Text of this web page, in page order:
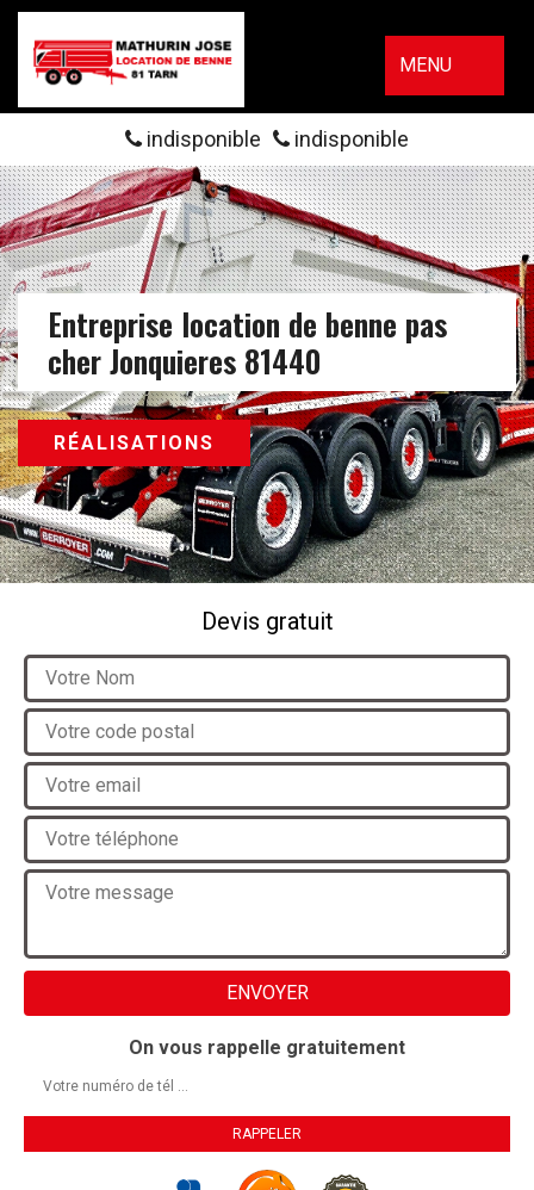
MENU
indisponible indisponible
Entreprise location de benne pas
cher Jonquieres 81440
RÉALISATIONS
Devis gratuit
On vous rappelle gratuitement